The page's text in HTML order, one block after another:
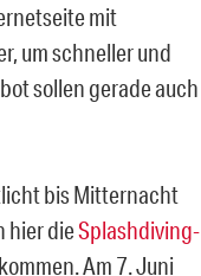
mit
um schneller und
sollen gerade auch
bis Mitternacht
hier dieSplashdiving-
Am 7. Juni